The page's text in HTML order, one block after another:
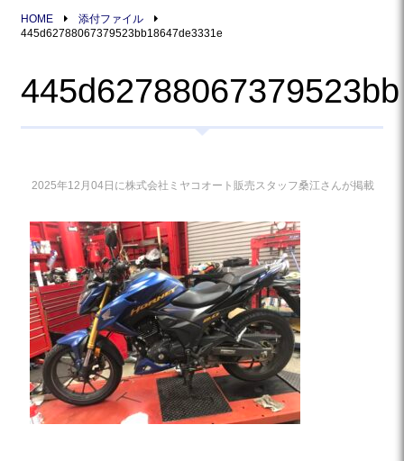
HOME
添付ファイル
445d62788067379523bb18647de3331e
2025年12月04日に株式会社ミヤコオート販売スタッフ桑江さんが掲載